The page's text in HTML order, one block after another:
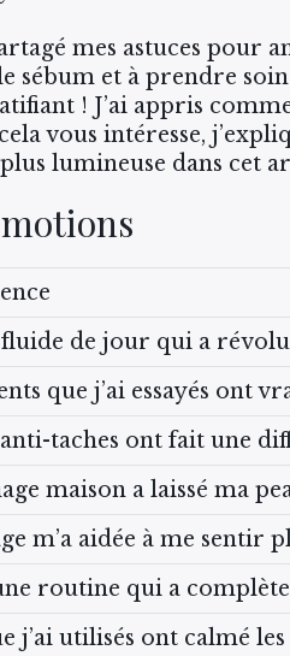
mes astuces pour
sébum et à prendre
! J’ai appris
vous intéresse,
lumineuse dans cet
fluide de jour qui a
que j’ai essayés ont
taches ont fait une
maison a laissé ma
m’a aidée à me sentir
routine qui a
j’ai utilisés ont calmé